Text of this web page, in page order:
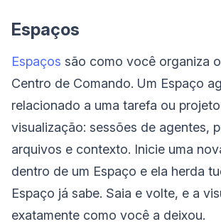
Espaços
Espaços são como você organiza
Centro de Comando. Um Espaço
relacionado a uma tarefa ou
visualização: sessões de agentes,
arquivos e contexto. Inicie uma
dentro de um Espaço e ela herda
Espaço já sabe. Saia e volte, e a
exatamente como você a deixou.